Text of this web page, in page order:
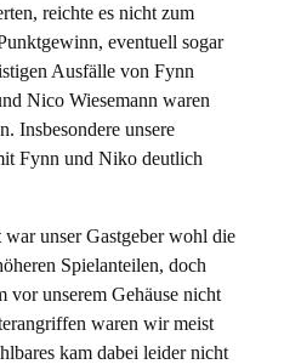
reichte es nicht zum
eventuell sogar
Ausfälle von Fynn
Nico Wiesemann waren
Insbesondere unsere
Fynn und Niko deutlich
unser Gastgeber wohl die
Spielanteilen, doch
vor unserem Gehäuse nicht
waren wir meist
kam dabei leider nicht